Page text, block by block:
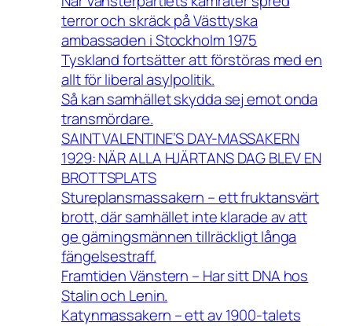
terror och skräck på Västtyska
ambassaden i Stockholm 1975
Tyskland fortsätter att förstöras med en
allt för liberal asylpolitik.
Så kan samhället skydda sej emot onda
transmördare.
SAINT VALENTINE’S DAY-MASSAKERN
1929: NÄR ALLA HJÄRTANS DAG BLEV EN
BROTTSPLATS
Stureplansmassakern – ett fruktansvärt
brott, där samhället inte klarade av att
ge gärningsmännen tillräckligt långa
fängelsestraff.
Framtiden Vänstern – Har sitt DNA hos
Stalin och Lenin.
Katynmassakern – ett av 1900-talets